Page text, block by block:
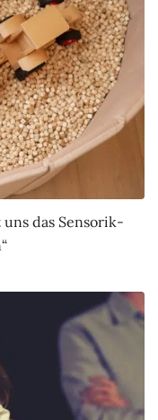
das Sensorik-